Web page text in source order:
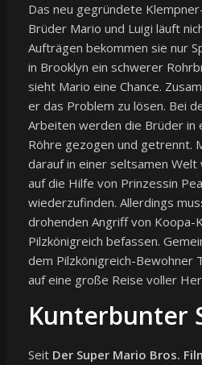
Das neu gegründete
Brüder Mario und Luigi läuft
Aufträgen bekommen sie nur
in Brooklyn ein schwerer
sieht Mario eine Chance.
er das Problem zu lösen. Bei
Arbeiten werden die Brüder in
Röhre gezogen und getrennt.
darauf in einer seltsamen
auf die Hilfe von Prinzessin
wiederzufinden. Allerdings
drohenden Angriff von Koopa-
Pilzkönigreich befassen.
dem Pilzkönigreich-Bewohner
auf eine große Reise voller
Kunterbunter
Seit Der Super Mario Bros.